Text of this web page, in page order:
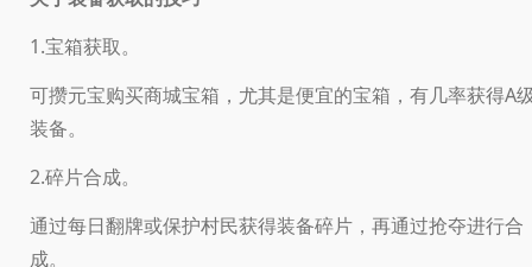
1.宝箱获取。
可攒元宝购买商城宝箱，尤其是便宜的宝箱，有几率获得A
装备。
2.碎片合成。
通过每日翻牌或保护村民获得装备碎片，再通过抢夺进行合
成。